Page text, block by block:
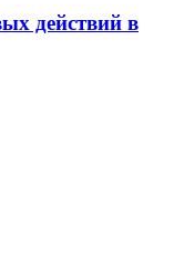
действий в